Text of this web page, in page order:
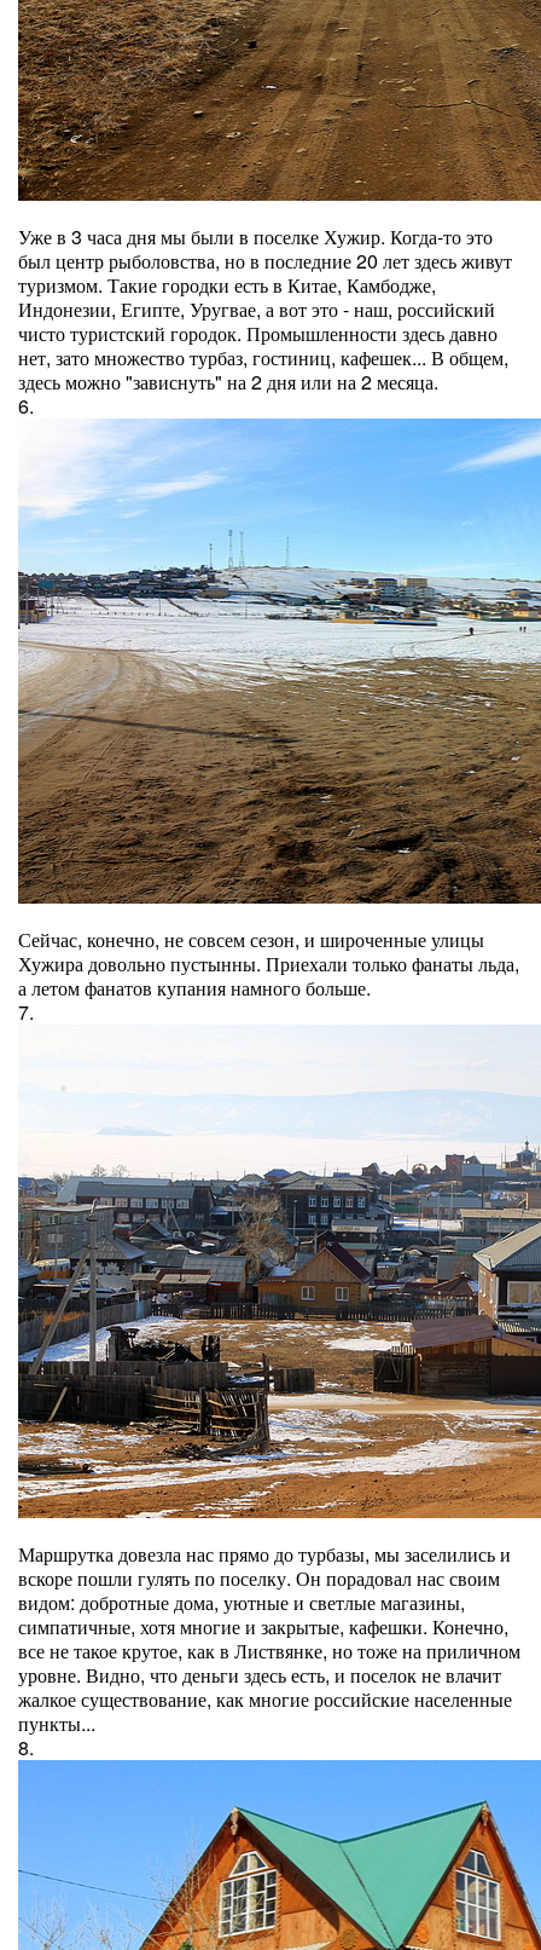
Уже в 3 часа дня мы были в поселке Хужир. Когда-то это
был центр рыболовства, но в последние 20 лет здесь живут
туризмом. Такие городки есть в Китае, Камбодже,
Индонезии, Египте, Уругвае, а вот это - наш, российский
чисто туристский городок. Промышленности здесь давно
нет, зато множество турбаз, гостиниц, кафешек... В общем,
здесь можно "зависнуть" на 2 дня или на 2 месяца.
6.
Сейчас, конечно, не совсем сезон, и широченные улицы
Хужира довольно пустынны. Приехали только фанаты льда,
а летом фанатов купания намного больше.
7.
Маршрутка довезла нас прямо до турбазы, мы заселились и
вскоре пошли гулять по поселку. Он порадовал нас своим
видом: добротные дома, уютные и светлые магазины,
симпатичные, хотя многие и закрытые, кафешки. Конечно,
все не такое крутое, как в Листвянке, но тоже на приличном
уровне. Видно, что деньги здесь есть, и поселок не влачит
жалкое существование, как многие российские населенные
пункты...
8.